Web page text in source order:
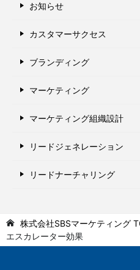
お知らせ
カスタマーサクセス
ブランディング
マーケティング
マーケティング組織設計
リードジェネレーション
リードナーチャリング
株式会社SBSマーケティング
エスカレーター効果